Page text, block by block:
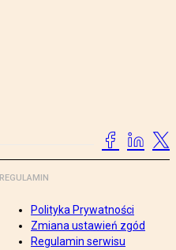
REGULAMIN
Polityka Prywatności
Zmiana ustawień zgód
Regulamin serwisu